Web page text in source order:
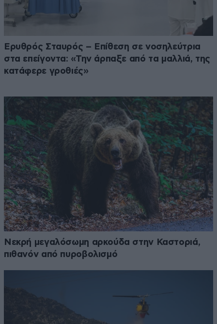
Ερυθρός Σταυρός – Επίθεση σε νοσηλεύτρια
στα επείγοντα: «Την άρπαξε από τα μαλλιά, της
κατάφερε γροθιές»
Νεκρή μεγαλόσωμη αρκούδα στην Καστοριά,
πιθανόν από πυροβολισμό